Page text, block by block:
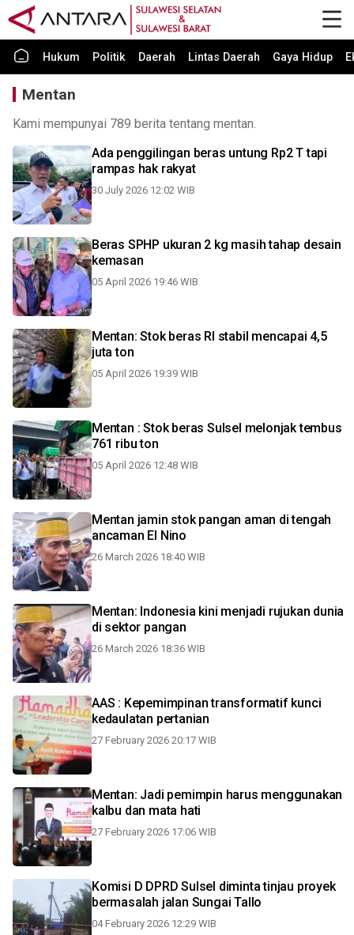
Hukum Politik Daerah Lintas Daerah Gaya Hidup
Mentan
Kami mempunyai 789 berita tentang mentan.
Ada penggilingan beras untung Rp2 T tapi
rampas hak rakyat
30 July 2026 12:02 WIB
Beras SPHP ukuran 2 kg masih tahap desain
kemasan
05 April 2026 19:46 WIB
Mentan: Stok beras RI stabil mencapai 4,5
juta ton
05 April 2026 19:39 WIB
Mentan : Stok beras Sulsel melonjak tembus
761 ribu ton
05 April 2026 12:48 WIB
Mentan jamin stok pangan aman di tengah
ancaman El Nino
26 March 2026 18:40 WIB
Mentan: Indonesia kini menjadi rujukan dunia
di sektor pangan
26 March 2026 18:36 WIB
AAS : Kepemimpinan transformatif kunci
kedaulatan pertanian
27 February 2026 20:17 WIB
Mentan: Jadi pemimpin harus menggunakan
kalbu dan mata hati
27 February 2026 17:06 WIB
Komisi D DPRD Sulsel diminta tinjau proyek
bermasalah jalan Sungai Tallo
04 February 2026 12:29 WIB